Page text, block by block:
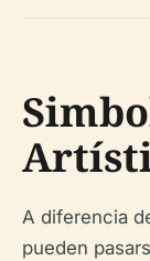
A diferencia
pueden